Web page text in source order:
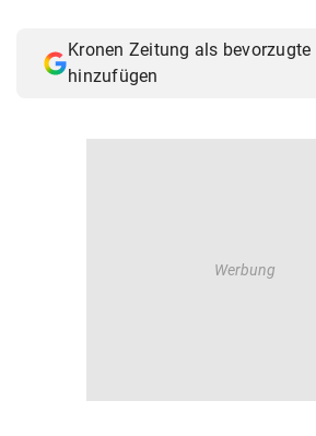
Kronen Zeitung als bevorzugte
hinzufügen